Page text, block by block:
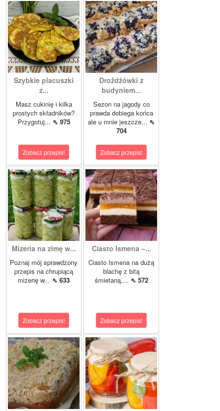
Szybkie placuszki
z...
Masz cukinię i kilka
prostych składników?
Przygotuj... ⇖ 975
Zobacz przepis!
Drożdżówki z
budyniem...
Sezon na jagody co
prawda dobiega końca
ale u mnie jeszcze... ⇖
704
Zobacz przepis!
Mizeria na zimę w...
Poznaj mój sprawdzony
przepis na chrupiącą
mizerię w... ⇖ 633
Zobacz przepis!
Ciasto Ismena –...
Ciasto Ismena na dużą
blachę z bitą
śmietaną,... ⇖ 572
Zobacz przepis!